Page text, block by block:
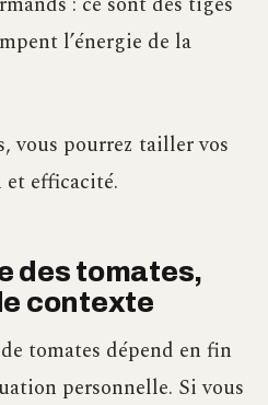
l’énergie de la
vous pourrez tailler vos
et efficacité.
des tomates,
contexte
tomates dépend en fin
personnelle. Si vous